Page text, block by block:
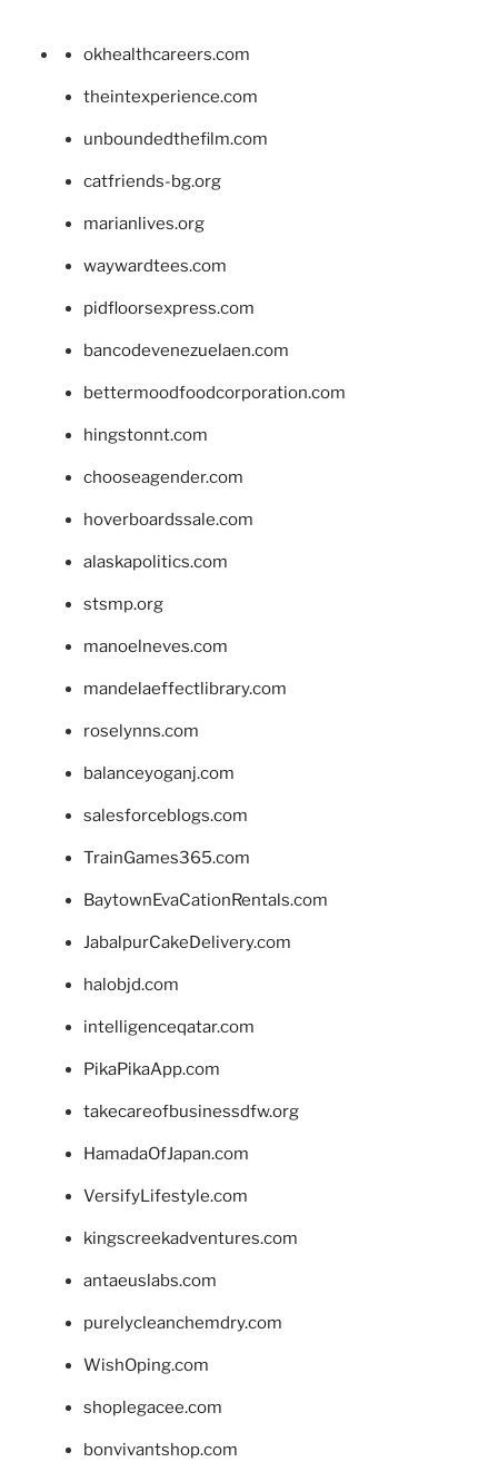
okhealthcareers.com
theintexperience.com
unboundedthefilm.com
catfriends-bg.org
marianlives.org
waywardtees.com
pidfloorsexpress.com
bancodevenezuelaen.com
bettermoodfoodcorporation.com
hingstonnt.com
chooseagender.com
hoverboardssale.com
alaskapolitics.com
stsmp.org
manoelneves.com
mandelaeffectlibrary.com
roselynns.com
balanceyoganj.com
salesforceblogs.com
TrainGames365.com
BaytownEvaCationRentals.com
JabalpurCakeDelivery.com
halobjd.com
intelligenceqatar.com
PikaPikaApp.com
takecareofbusinessdfw.org
HamadaOfJapan.com
VersifyLifestyle.com
kingscreekadventures.com
antaeuslabs.com
purelycleanchemdry.com
WishOping.com
shoplegacee.com
bonvivantshop.com